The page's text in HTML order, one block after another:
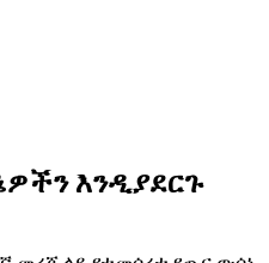
እንዲያደርጉ